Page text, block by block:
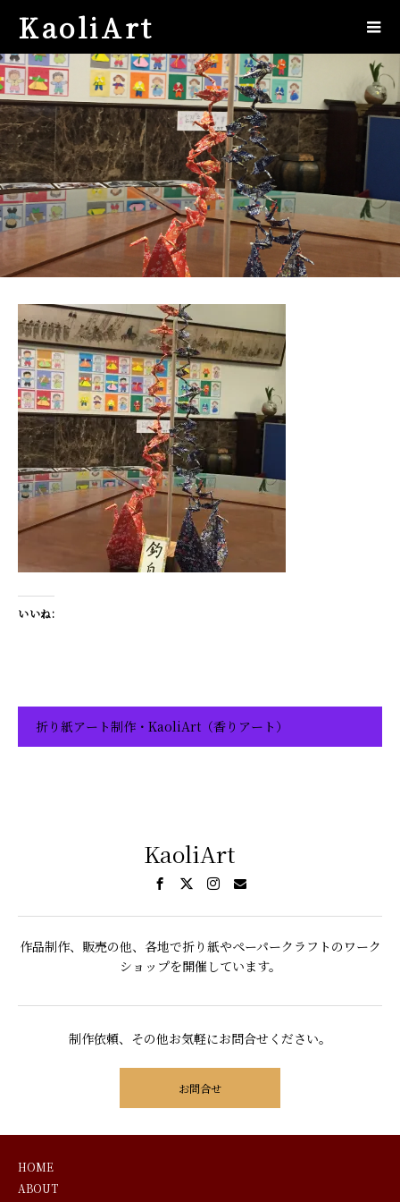
KaoliArt
いいね:
折り紙アート制作・KaoliArt（香りアート）
KaoliArt
作品制作、販売の他、各地で折り紙やペーパークラフトのワーク
ショップを開催しています。
制作依頼、その他お気軽にお問合せください。
お問合せ
HOME
ABOUT